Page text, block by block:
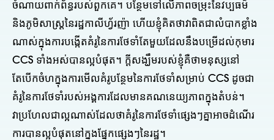
ចំណាយពាក់ព័ន្ធរបស់ពួកគេ។ បន្ថែមទៅលើភាពចម្រុះនៃវប្បធម៌
និងភូមិសាស្រ្តនៃរដ្ឋកាលីហ្វ័រញ៉ា ហើយខ្ញុំគិតថាវាពិតជាលំបាកខ្លាំង
ណាស់ក្នុងការបង្កើតគំរូនៃការថែទាំតែមួយដែលនឹងបម្រើដល់កុមារ
CCS ទាំងអស់បានល្អបំផុត។ ក្តីសង្ឃឹមរបស់ខ្ញុំគឺថាមនុស្សនៅ
តែបើកចំហក្នុងការមើលគំរូបន្ថែមនៃការថែទាំសម្រាប់ CCS ដូចជា
គំរូនៃការថែទាំរបស់អង្គការដែលមានគណនេយ្យភាពក្នុងតំបន់។
វាប្រហែលជាល្អណាស់ដែលថាគំរូនៃការថែទាំផ្សេងៗគ្នាអាចដំណើរ
ការបានល្អបំផុតនៅក្នុងផ្នែកផ្សេងៗនៃរដ្ឋ។